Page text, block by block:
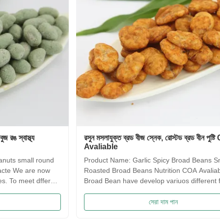
রসুন মসলাযুক্ত ব্রড বীজ স্নেক, রোস্টড ব্রড বীন পুষ্টি COA
Product Name: Garlic Spicy Broad Beans Snack ,
Roasted Broad Beans Nutrition COA Avaliable Our
Broad Bean have develop variuos different flavors
research department, we frist created braod bean
chips in China. Introducing precise frying ...
সাকিমা